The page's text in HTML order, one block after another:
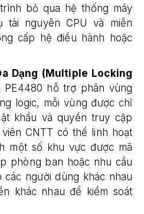
bỏ qua hệ thống máy
tài nguyên CPU và miễn
cấp hệ điều hành hoặc
Dạng (Multiple Locking
PE4480 hỗ trợ phân vùng
logic, mỗi vùng được chỉ
khẩu và quyền truy cập
CNTT có thể linh hoạt
một số khu vực được mã
phòng ban hoặc nhu cầu
các người dùng khác nhau
khác nhau để kiểm soát